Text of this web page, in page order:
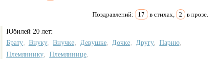
Поздравлений: 17 в стихах, 2 в прозе.
Юбилей 20 лет:
Брату
Внуку Внучке Девушке Дочке Другу Парню
Племяннику Племяннице